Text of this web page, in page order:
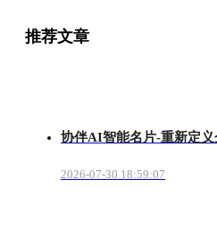
推荐文章
协伴AI智能名片-重新定
2026-07-30 18:59:07